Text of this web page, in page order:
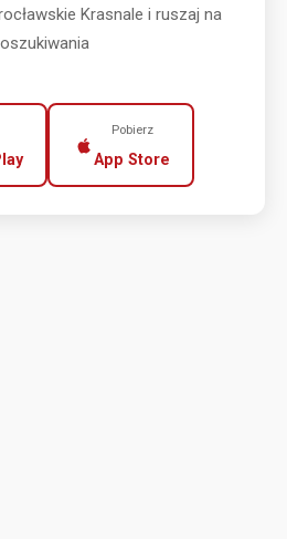
Krasnale i ruszaj na
Pobierz
App Store